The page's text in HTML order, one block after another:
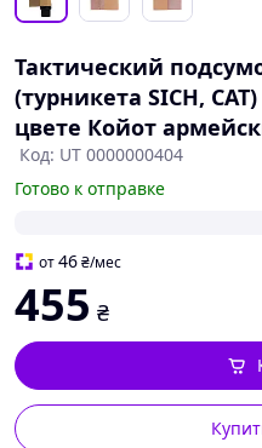
Тактический
(турникета SICH,
цвете Койот
Код: UT 0000000404
Готово к отправке
от46₴/мес
455 ₴